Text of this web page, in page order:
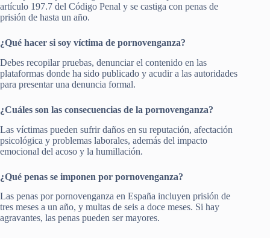
artículo 197.7 del Código Penal y se castiga con penas de
prisión de hasta un año.
¿Qué hacer si soy víctima de pornovenganza?
Debes recopilar pruebas, denunciar el contenido en las
plataformas donde ha sido publicado y acudir a las autoridades
para presentar una denuncia formal.
¿Cuáles son las consecuencias de la pornovenganza?
Las víctimas pueden sufrir daños en su reputación, afectación
psicológica y problemas laborales, además del impacto
emocional del acoso y la humillación.
¿Qué penas se imponen por pornovenganza?
Las penas por pornovenganza en España incluyen prisión de
tres meses a un año, y multas de seis a doce meses. Si hay
agravantes, las penas pueden ser mayores.